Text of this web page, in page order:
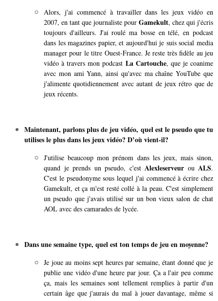
Alors, j'ai commencé à travailler dans les jeux vidéo en
2007, en tant que journaliste pour Gamekult, chez qui j'écris
toujours d'ailleurs. J'ai roulé ma bosse en télé, en podcast
dans les magazines papier, et aujourd'hui je suis social media
manager pour le titre Ouest-France. Je reste très fidèle au jeu
vidéo à travers mon podcast La Cartouche, que je coanime
avec mon ami Yann, ainsi qu'avec ma chaîne YouTube que
j'alimente quotidiennement avec autant de jeux rétro que de
jeux récents.
Maintenant, parlons plus de jeu vidéo, quel est le pseudo que tu
utilises le plus dans les jeux vidéo? D’où vient-il?
J'utilise beaucoup mon prénom dans les jeux, mais sinon,
quand je prends un pseudo, c'estAlexleserveur ou ALS.
C'est le pseudonyme sous lequel j'ai commencé à écrire chez
Gamekult, et ça m'est resté collé à la peau. C'est simplement
un pseudo que j'avais utilisé sur un bon vieux salon de chat
AOL avec des camarades de lycée.
Dans une semaine type, quel est ton temps de jeu en moyenne?
Je joue au moins sept heures par semaine, étant donné que je
publie une vidéo d'une heure par jour. Ça a l'air peu comme
ça, mais les semaines sont tellement remplies à partir d'un
certain âge que j'aurais du mal à jouer davantage, même si